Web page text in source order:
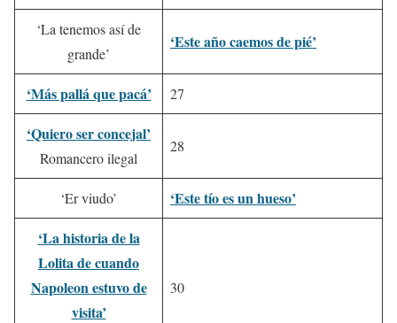
‘La tenemos así de
grande’
‘Este año caemos de pié’
‘Más pallá que pacá’ 27
‘Quiero ser concejal’
Romancero ilegal
28
‘Er viudo’
‘Este tío es un hueso’
‘La historia de la
Lolita de cuando
Napoleon estuvo de
visita’
30